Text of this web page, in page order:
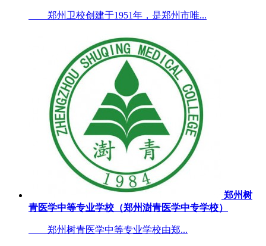
郑州卫校创建于1951年，是郑州市唯...
郑州树
青医学中等专业学校（郑州澍青医学中专学校）
郑州树青医学中等专业学校由郑...